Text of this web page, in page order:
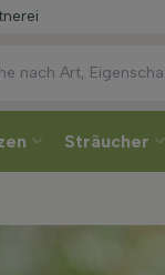
Sträucher